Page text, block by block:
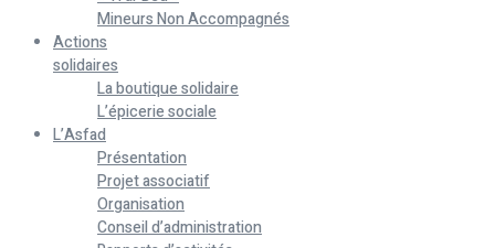
Mineurs Non Accompagnés
Actions
solidaires
La boutique solidaire
L’épicerie sociale
L’Asfad
Présentation
Projet associatif
Organisation
Conseil d’administration